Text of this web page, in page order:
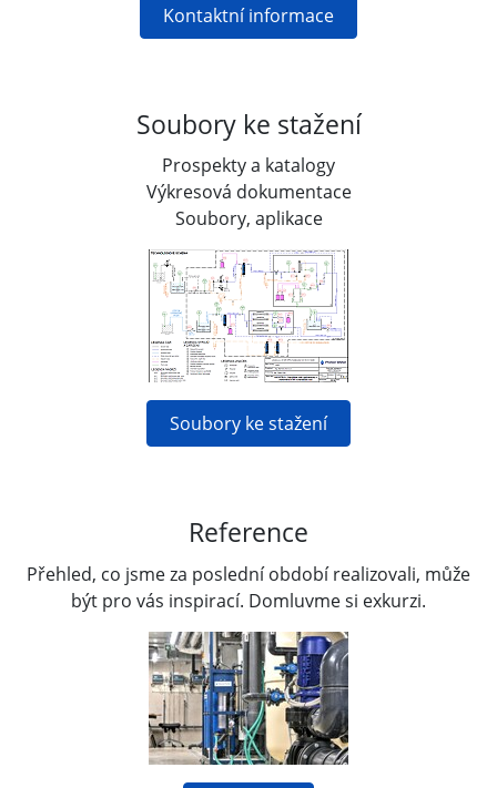
Kontaktní informace
Soubory ke stažení
Prospekty a katalogy
Výkresová dokumentace
Soubory, aplikace
Soubory ke stažení
Reference
Přehled, co jsme za poslední období realizovali, může
být pro vás inspirací. Domluvme si exkurzi.